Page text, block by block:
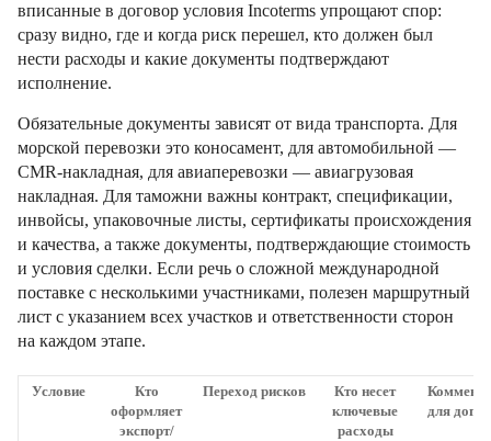
вписанные в договор условия Incoterms упрощают спор:
сразу видно, где и когда риск перешел, кто должен был
нести расходы и какие документы подтверждают
исполнение.
Обязательные документы зависят от вида транспорта. Для
морской перевозки это коносамент, для автомобильной —
CMR-накладная, для авиаперевозки — авиагрузовая
накладная. Для таможни важны контракт, спецификации,
инвойсы, упаковочные листы, сертификаты происхождения
и качества, а также документы, подтверждающие стоимость
и условия сделки. Если речь о сложной международной
поставке с несколькими участниками, полезен маршрутный
лист с указанием всех участков и ответственности сторон
на каждом этапе.
Условие
Кто
оформляет
экспорт/
Переход рисков
Кто несет
ключевые
расходы
для